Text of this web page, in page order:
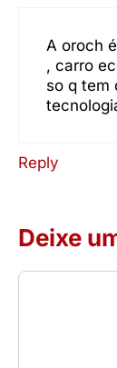
A oroch
, carro
so q tem
Reply
Deixe
Comentário